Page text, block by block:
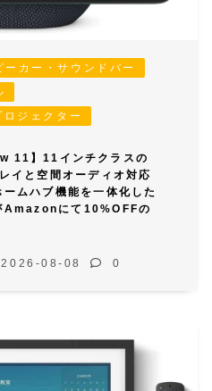
ーカー・サウンドバー
ジェクター
11】11インチクラスの
イと空間オーディオ対応
ムハブ機能を一体化した
Amazonにて10%OFFの
2026-08-08 0